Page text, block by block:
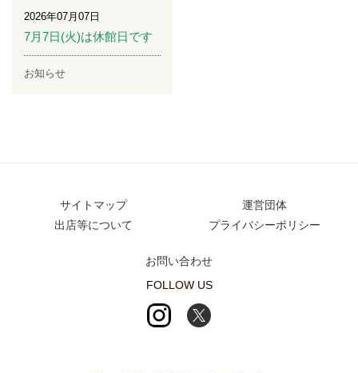
2026年07月07日
7月7日(火)は休館日です
お知らせ
サイトマップ
運営団体
出店等について
プライバシーポリシー
お問い合わせ
FOLLOW US